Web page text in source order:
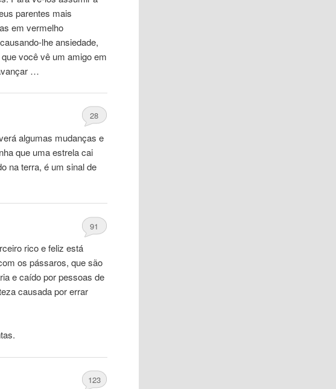
parentes mais
em vermelho
lhe ansiedade,
você vê um amigo em
…
28
algumas mudanças e
que uma estrela cai
na terra, é um sinal de
91
rico e feliz está
os pássaros, que são
e caído por pessoas de
causada por errar
123